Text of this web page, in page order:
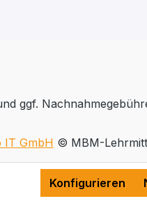
ggf.
IT GmbH © MBM-
Konfigurieren